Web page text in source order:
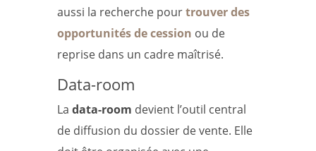
aussi la recherche pourtrouver des
opportunités de cession ou de
reprise dans un cadre maîtrisé.
Data-room
La data-room devient l’outil central
de diffusion du dossier de vente. Elle